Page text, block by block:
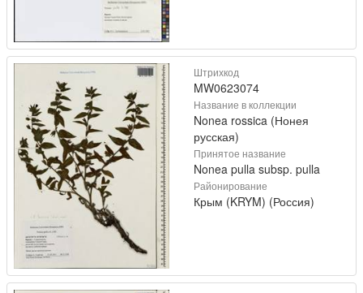
Штрихкод
MW0623074
Название в коллекции
Nonea rossica (Нонея
русская)
Принятое название
Nonea pulla subsp. pulla
Районирование
Крым (KRYM) (Россия)